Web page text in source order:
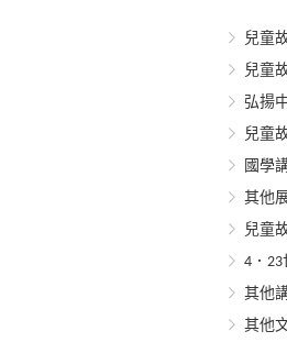
兒童
兒童
弘揚
兒童
國學
其他
兒童
4．23
其他
其他